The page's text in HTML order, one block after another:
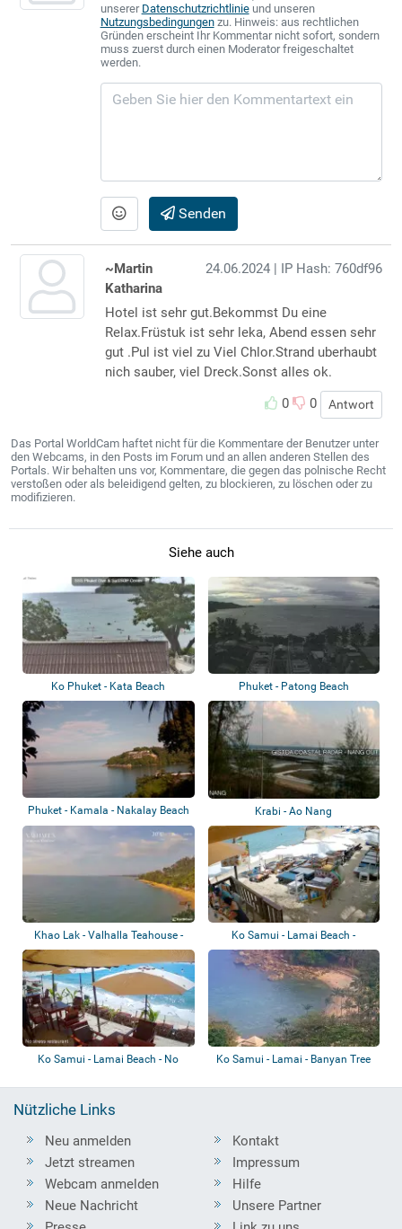
unserer Datenschutzrichtlinieund unseren
Nutzungsbedingungenzu. Hinweis: aus rechtlichen
Gründen erscheint Ihr Kommentar nicht sofort, sondern
muss zuerst durch einen Moderator freigeschaltet
werden.
Senden
24.06.2024 | IP Hash: 760df96
~Martin
Katharina
Hotel ist sehr gut.Bekommst Du eine
Relax.Früstuk ist sehr leka, Abend essen sehr
gut .Pul ist viel zu Viel Chlor.Strand uberhaubt
nich sauber, viel Dreck.Sonst alles ok.
0
0 Antwort
Das Portal WorldCam haftet nicht für die Kommentare der Benutzer unter
den Webcams, in den Posts im Forum und an allen anderen Stellen des
Portals. Wir behalten uns vor, Kommentare, die gegen das polnische Recht
verstoßen oder als beleidigend gelten, zu blockieren, zu löschen oder zu
modifizieren.
Siehe auch
Ko Phuket - Kata Beach Phuket - Patong Beach
Phuket - Kamala - Nakalay Beach Krabi - Ao Nang
Khao Lak - Valhalla Teahouse -
Sunset Be...
Ko Samui - Lamai Beach -
BaoBab
Ko Samui - Lamai Beach - No
Ko Samui - Lamai - Banyan Tree
Nützliche Links
Neu anmelden
Jetzt streamen
Webcam anmelden
Neue Nachricht
Kontakt
Impressum
Hilfe
Unsere Partner